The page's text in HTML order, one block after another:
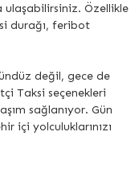
Özellikle
durağı, feribot
değil, gece de
Taksi seçenekleri
sağlanıyor. Gün
içi yolculuklarınızı